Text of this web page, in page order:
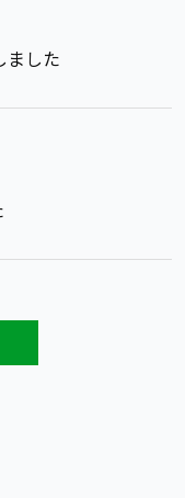
ました